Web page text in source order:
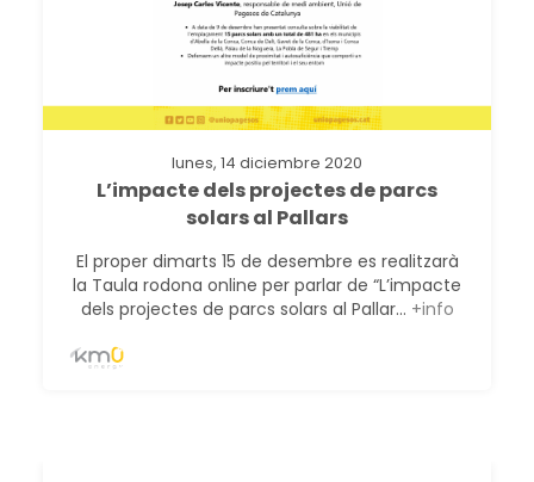
lunes, 14 diciembre 2020
L’impacte dels projectes de parcs
solars al Pallars
El proper dimarts 15 de desembre es realitzarà
la Taula rodona online per parlar de “L’impacte
dels projectes de parcs solars al Pallar... +info